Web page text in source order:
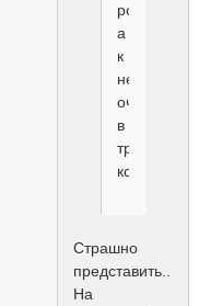
розетки,
а
к
ней
очередь
в
три
кольца
Страшно
представить..
На